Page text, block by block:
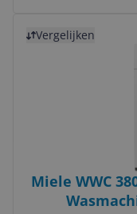
Vergelijken
Miele WWC